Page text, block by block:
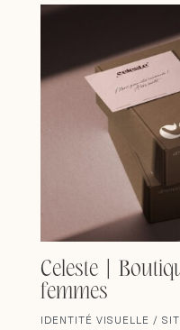
Celeste |
femmes
IDENTITÉ VISUELLE /